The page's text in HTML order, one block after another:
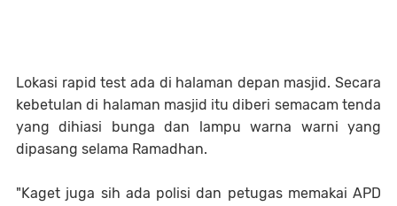
Lokasi rapid test ada di halaman depan masjid. Secara
kebetulan di halaman masjid itu diberi semacam tenda
yang dihiasi bunga dan lampu warna warni yang
dipasang selama Ramadhan.
"Kaget juga sih ada polisi dan petugas memakai APD